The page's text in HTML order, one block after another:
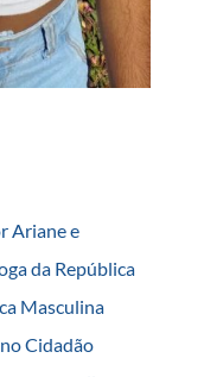
Ariane e
da República
Masculina
Cidadão